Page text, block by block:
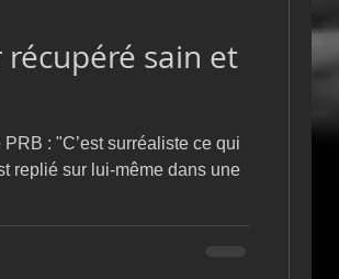
récupéré sain et
: "C’est surréaliste ce qui
replié sur lui-même dans une